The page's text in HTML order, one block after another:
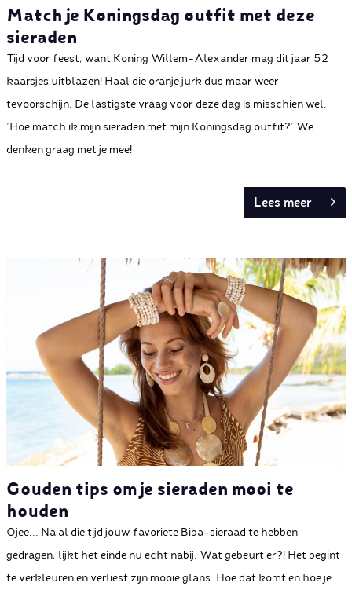
Match je Koningsdag outfit met deze
sieraden
Tijd voor feest, want Koning Willem-Alexander mag dit jaar 52
kaarsjes uitblazen! Haal die oranje jurk dus maar weer
tevoorschijn. De lastigste vraag voor deze dag is misschien wel:
‘Hoe match ik mijn sieraden met mijn Koningsdag outfit?’ We
denken graag met je mee!
Lees meer
Gouden tips om je sieraden mooi te
houden
Ojee... Na al die tijd jouw favoriete Biba-sieraad te hebben
gedragen, lijkt het einde nu echt nabij. Wat gebeurt er?! Het begint
te verkleuren en verliest zijn mooie glans. Hoe dat komt en hoe je